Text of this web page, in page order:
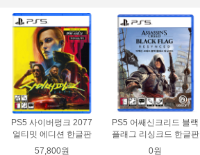
PS5 사이버펑크 2077
얼티밋 에디션 한글판
57,800원
PS5 어쌔신크리드 블랙
플래그 리싱크드 한글판
0원